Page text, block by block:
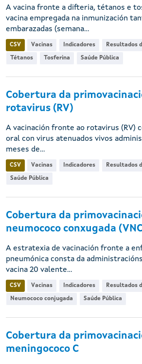
A vacina fronte a difteria, tétanos e
vacina empregada na inmunización
embarazadas (semana...
CSV Vacinas Indicadores Resultados
Tétanos Tosferina Saúde Pública
Cobertura da
rotavirus (RV)
A vacinación fronte ao rotavirus (RV)
oral con virus atenuados vivos
meses de...
CSV Vacinas Indicadores Resultados
Saúde Pública
Cobertura da
neumococo conxugada
A estratexia de vacinación fronte a
pneumónica consta da
vacina 20 valente...
CSV Vacinas Indicadores Resultados
Neumococo conjugada Saúde Pública
Cobertura da
meningococo C